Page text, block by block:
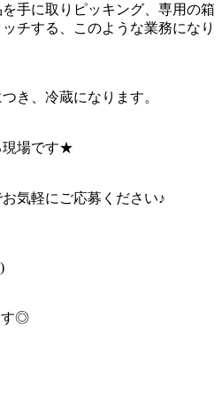
手に取りピッキング、専用の箱
チする、このような業務になり
き、冷蔵になります。
現場です★
気軽にご応募ください♪
す◎